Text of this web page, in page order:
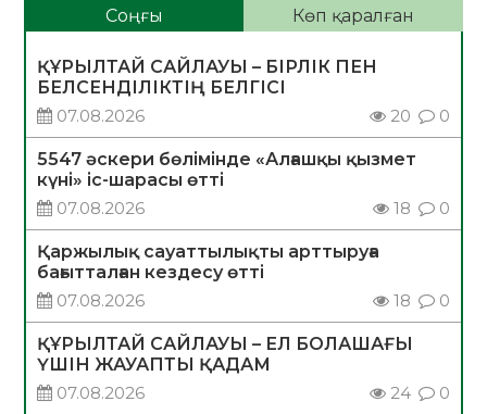
Соңғы Көп қаралған
ҚҰРЫЛТАЙ САЙЛАУЫ – БІРЛІК ПЕН
БЕЛСЕНДІЛІКТІҢ БЕЛГІСІ
07.08.2026
20 0
5547 әскери бөлімінде «Алғашқы қызмет
күні» іс-шарасы өтті
07.08.2026
18 0
Қаржылық сауаттылықты арттыруға
бағытталған кездесу өтті
07.08.2026
18 0
ҚҰРЫЛТАЙ САЙЛАУЫ – ЕЛ БОЛАШАҒЫ
ҮШІН ЖАУАПТЫ ҚАДАМ
07.08.2026
24 0